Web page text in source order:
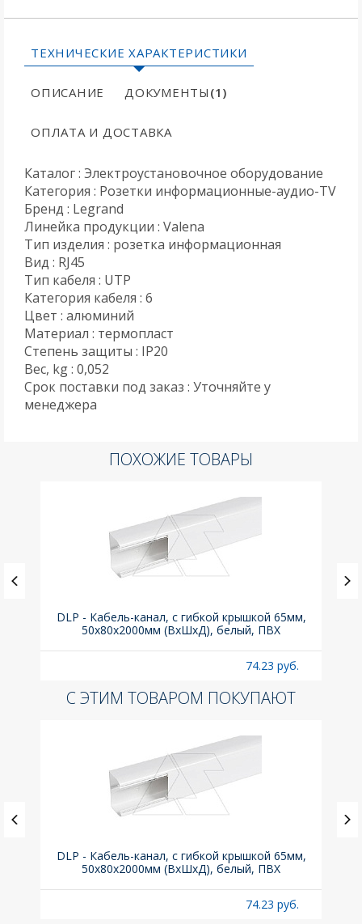
ТЕХНИЧЕСКИЕ ХАРАКТЕРИСТИКИ
ОПИСАНИЕ ДОКУМЕНТЫ (1)
ОПЛАТА И ДОСТАВКА
Каталог : Электроустановочное оборудование
Категория : Розетки информационные-аудио-TV
Бренд : Legrand
Линейка продукции : Valena
Тип изделия : розетка информационная
Вид : RJ45
Тип кабеля : UTP
Категория кабеля : 6
Цвет : алюминий
Материал : термопласт
Степень защиты : IP20
Вес, kg : 0,052
Срок поставки под заказ : Уточняйте у
менеджера
ПОХОЖИЕ ТОВАРЫ
DLP - Кабель-канал, с гибкой крышкой 65мм,
50x80х2000мм (ВхШхД), белый, ПВХ
74.23 руб.
С ЭТИМ ТОВАРОМ ПОКУПАЮТ
DLP - Кабель-канал, с гибкой крышкой 65мм,
50x80х2000мм (ВхШхД), белый, ПВХ
74.23 руб.